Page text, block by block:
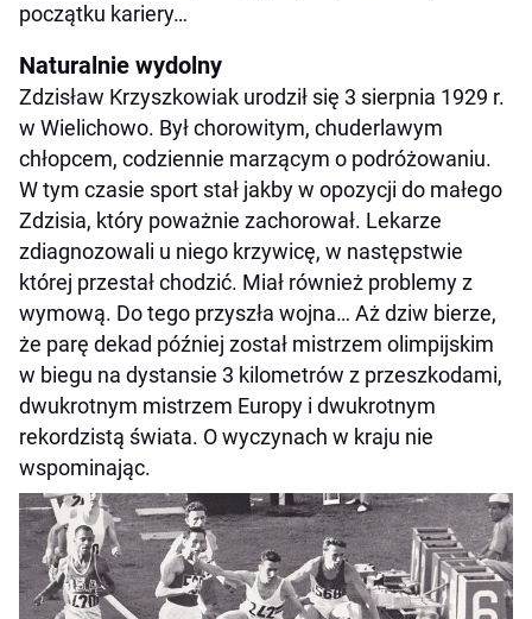
początku kariery…
Naturalnie wydolny
Zdzisław Krzyszkowiak urodził się 3 sierpnia 1929 r.
w Wielichowo. Był chorowitym, chuderlawym
chłopcem, codziennie marzącym o podróżowaniu.
W tym czasie sport stał jakby w opozycji do małego
Zdzisia, który poważnie zachorował. Lekarze
zdiagnozowali u niego krzywicę, w następstwie
której przestał chodzić. Miał również problemy z
wymową. Do tego przyszła wojna… Aż dziw bierze,
że parę dekad później został mistrzem olimpijskim
w biegu na dystansie 3 kilometrów z przeszkodami,
dwukrotnym mistrzem Europy i dwukrotnym
rekordzistą świata. O wyczynach w kraju nie
wspominając.